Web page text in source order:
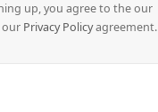
up, you agree to the our
our Privacy Policyagreement.